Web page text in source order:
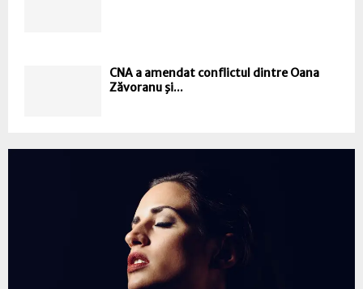
CNA a amendat conflictul dintre Oana
Zăvoranu şi...